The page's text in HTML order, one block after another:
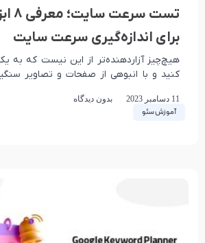
آموزش سئو
برای اندازه‌گیری سرعت سایت
هیچ‌چیز آزاردهنده‌تر از این نیست که به
کنید و با انبوهی از صفحات و تصاویر
11 دسامبر 2023 بدون دیدگاه